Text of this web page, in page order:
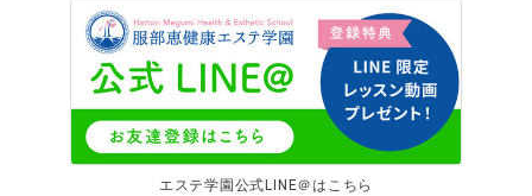
エステ学園公式LINE＠はこちら